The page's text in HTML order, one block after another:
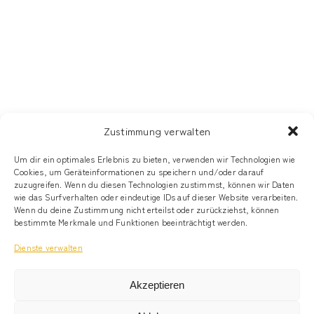
Zustimmung verwalten
Um dir ein optimales Erlebnis zu bieten, verwenden wir Technologien wie
Cookies, um Geräteinformationen zu speichern und/oder darauf
zuzugreifen. Wenn du diesen Technologien zustimmst, können wir Daten
wie das Surfverhalten oder eindeutige IDs auf dieser Website verarbeiten.
Wenn du deine Zustimmung nicht erteilst oder zurückziehst, können
bestimmte Merkmale und Funktionen beeinträchtigt werden.
Dienste verwalten
Akzeptieren
© Alecto Capital, LLC
Newsletter
Kontakt
Impressum